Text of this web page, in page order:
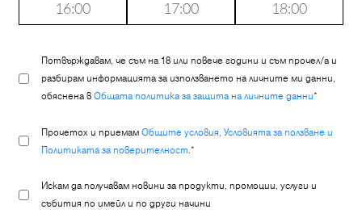
16:00
17:00 18:00
Потвърждавам, че съм на 18 или повече години и съм прочел/а и
разбирам информацията за използването на личните ми данни,
обяснена вОбщата политика за защита на личните данни*
Прочетох и приемамОбщите условия, Условията за ползване и
Политиката за поверителност.*
Искам да получавам новини за продукти, промоции, услуги и
събития по имейл и по други начини